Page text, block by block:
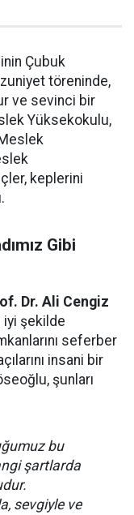
Çubuk
töreninde,
ve sevinci bir
Yüksekokulu,
keplerini
Gibi
Dr. Ali Cengiz
şekilde
seferber
insani bir
şunları
bu
şartlarda
sevgiyle ve